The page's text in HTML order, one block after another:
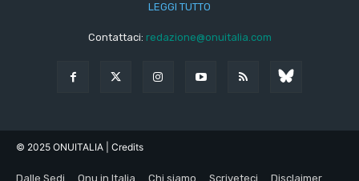
LEGGI TUTTO
Contattaci: redazione@onuitalia.com
© 2025 ONUITALIA | Credits
Dalle Sedi Onu in Italia Chi siamo Scriveteci Disclaimer